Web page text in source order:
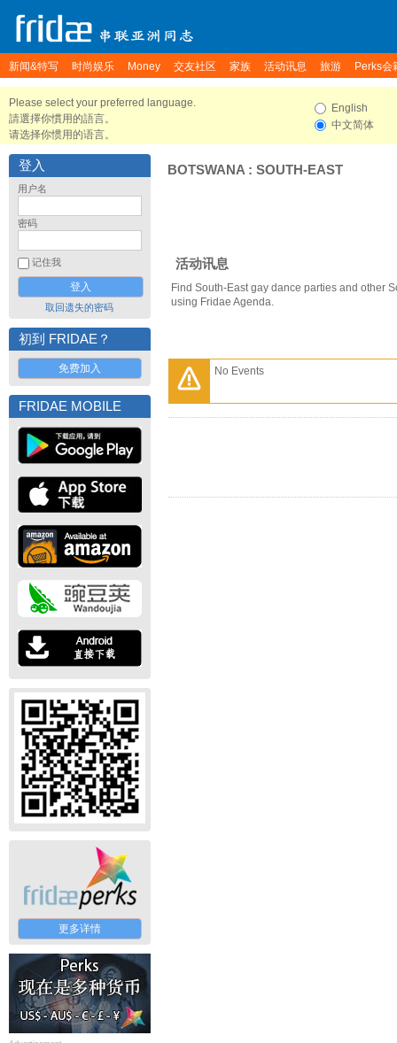
新闻&特写 时尚娱乐 Money 交友社区 家族 活动讯息 旅游 Perks会
Please select your preferred language.
請選擇你慣用的語言。
请选择你惯用的语言。
English
中文简体
登入
用户名
密码
记住我
取回遗失的密码
初到 FRIDAE？
免费加入
FRIDAE MOBILE
更多详情
BOTSWANA : SOUTH-EAST
活动讯息
Find South-East gay dance parties and other
using Fridae Agenda.
No Events